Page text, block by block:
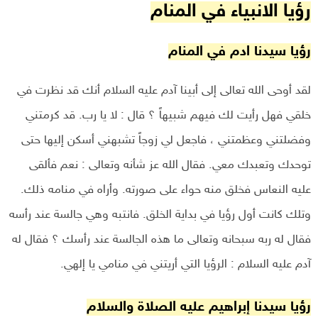
رؤيا الانبياء في المنام
رؤيا سيدنا ادم في المنام
لقد أوحى الله تعالى إلى أبينا آدم عليه السلام أنك قد نظرت في
خلقي فهل رأيت لك فيهم شبيهاً ؟ قال : لا يا رب. قد كرمتني
وفضلتني وعظمتني ، فاجعل لي زوجاً تشبهني أسكن إليها حتى
توحدك وتعبدك معي. فقال الله عز شأنه وتعالى : نعم فألقى
عليه النعاس فخلق منه حواء على صورته. وأراه في منامه ذلك.
وتلك كانت أول رؤيا في بداية الخلق. فانتبه وهي جالسة عند رأسه
فقال له ربه سبحانه وتعالى ما هذه الجالسة عند رأسك ؟ فقال له
آدم عليه السلام : الرؤيا التي أريتني في منامي يا إلهي.
رؤيا سيدنا إبراهيم عليه الصلاة والسلام